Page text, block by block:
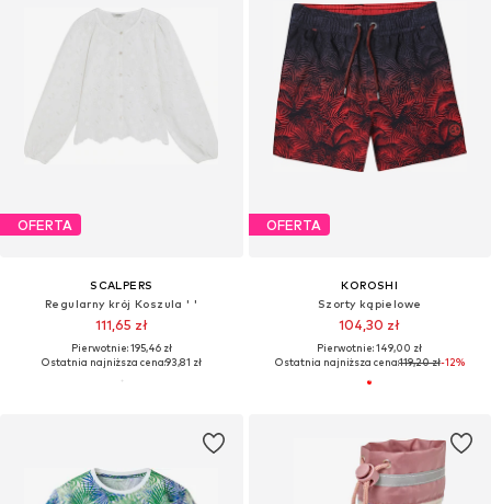
OFERTA
SCALPERS
Regularny krój Koszula ' '
111,65 zł
Pierwotnie: 195,46 zł
Ostatnia najniższa cena:93,81 zł
OFERTA
KOROSHI
Szorty kąpielowe
104,30 zł
Pierwotnie: 149,00 zł
Ostatnia najniższa cena:119,20 zł-12%